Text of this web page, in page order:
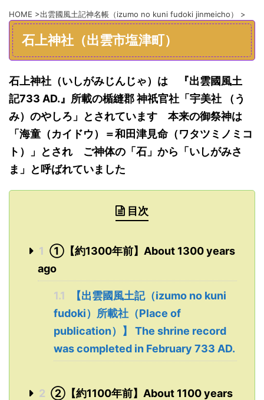
HOME >出雲國風土記神名帳（izumo no kuni fudoki jinmeicho） >
石上神社（出雲市塩津町）
石上神社（いしがみじんじゃ） は 『出雲國風土
記733 AD.』 所載の楯縫郡神祇官社「 宇美社 （う
み） のやしろ」と されています 本来の御祭神は
「 海童 （カイドウ）＝和田津見命（ワタツミノミコ
ト）」とされ ご神体の「石」から「いしがみさ
ま」と呼ばれていました
目次
1 ①【約1300年前】About 1300 years
ago
1.1
【出雲國風土記（izumo no kuni
fudoki）所載社（Place of
publication）】 The shrine record
was completed in February 733 AD.
2 ➁【約1100年前】About 1100 years